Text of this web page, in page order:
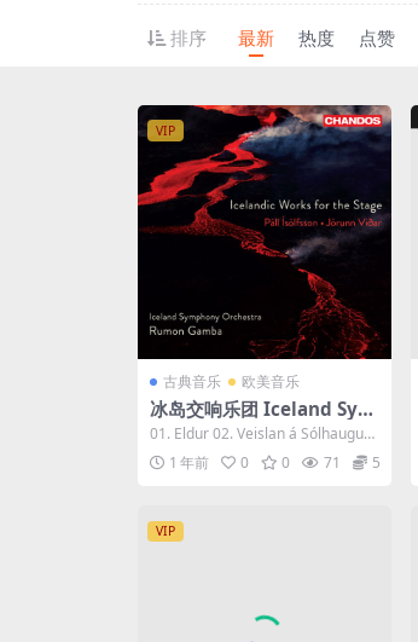
排序 最新 热度 点赞
VIP
古典音乐 欧美音乐
冰岛交响乐团 Iceland Sym
phony Orchestra - Icelan
dic Works for the Stage
2023 [24bit/96kHz] [Hi-R
01. Eldur 02. Veislan á Sólhaugu
m: No. 1...
1 年前 0 0 71 5
VIP